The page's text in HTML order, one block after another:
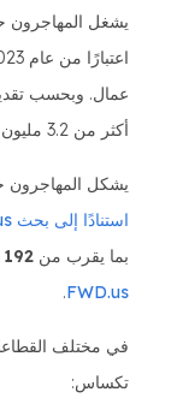
اعتبارًا من عام 2023. هذا يعني ما يقرب من
عمال. وبحسب
أكثر من 3.2 مليون مهاجر يعملون في تكساس.
يشكل المهاجرون
استنادًا إلى بحث FWD.us
بما يقرب من 192 مليار دولار
FWD.us
.
في مختلف
تكساس: